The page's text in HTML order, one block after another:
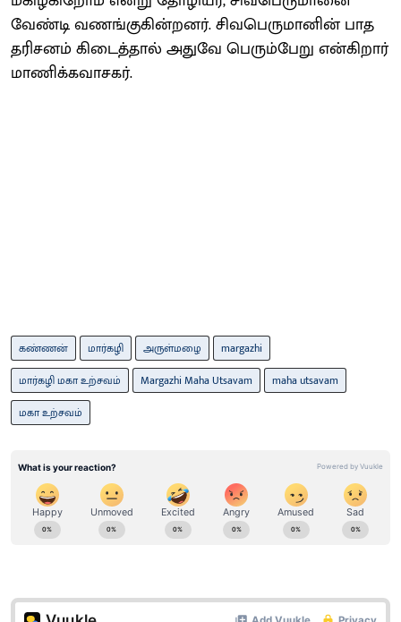
வேண்டி வணங்குகின்றனர். சிவபெருமானின் பாத
தரிசனம் கிடைத்தால் அதுவே பெரும்பேறு என்கிறார்
மாணிக்கவாசகர்.
கண்ணன் மார்கழி அருள்மழை
margazhi
மார்கழி மகா உற்சவம்
Margazhi Maha Utsavam
maha utsavam
மகா உற்சவம்